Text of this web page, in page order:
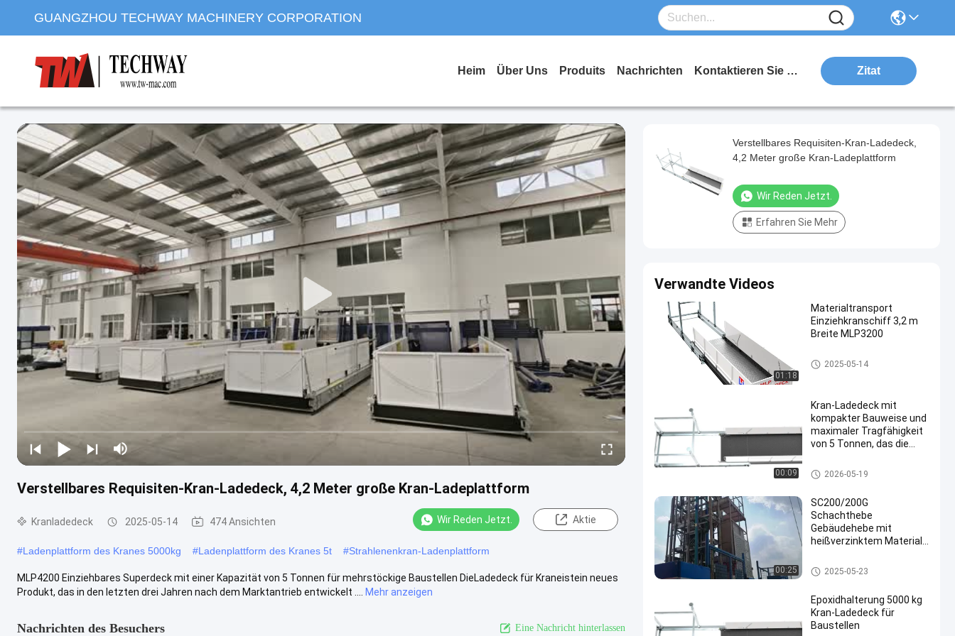
GUANGZHOU TECHWAY MACHINERY CORPORATION
Heim Über Uns Produits Nachrichten Kontaktieren Sie Uns Zitat
Verstellbares Requisiten-Kran-Ladedeck, 4,2 Meter große Kran-Ladeplattform
Kranladedeck 2025-05-14 474 Ansichten Wir Reden Jetzt. Aktie
#Ladenplattform des Kranes 5000kg #Ladenplattform des Kranes 5t #Strahlenenkran-Ladenplattform
MLP4200 Einziehbares Superdeck mit einer Kapazität von 5 Tonnen für mehrstöckige Baustellen DieLadedeck für Kraneistein neues
Produkt, das in den letzten drei Jahren nach dem Marktantrieb entwickelt ....
Mehr anzeigen
Nachrichten des Besuchers Eine Nachricht hinterlassen
Verstellbares Requisiten-Kran-Ladedeck,
4,2 Meter große Kran-Ladeplattform
Wir Reden Jetzt.
Erfahren Sie Mehr
Verwandte Videos
01:18
Materialtransport
Einziehkranschiff 3,2 m
Breite MLP3200
Kranladedeck
2025-05-14
00:09
Kran-Ladedeck mit
kompakter Bauweise und
maximaler Tragfähigkeit
von 5 Tonnen, das die
Material auf
mehrstöckigen
Kranladedeck
2026-05-19
00:25
SC200/200G
Schachthebe
Gebäudehebe mit
heißverzinktem Material
Hebe innen montiert
Baustellenhebe
2025-05-23
Epoxidhalterung 5000 kg
Kran-Ladedeck für
Baustellen